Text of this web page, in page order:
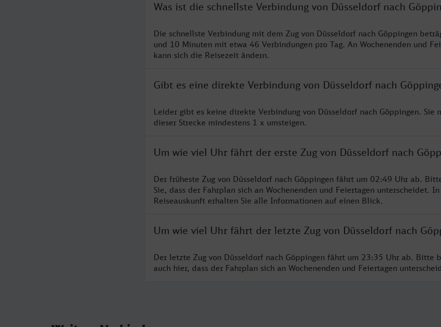
Was ist die schnellste Verbindung von Düsseldorf nach
Die schnellste Verbindung mit dem Zug von Düsseldorf nach Göppingen
und 10 Minuten mit etwa 46 Verbindungen pro Tag. An Wochenenden und
kann sich die Reisezeit ändern.
Gibt es eine direkte Verbindung von Düsseldorf nach
Leider gibt es keine direkte Verbindung von Düsseldorf nach Göppingen. Sie
dieser Strecke mindestens 1 x umsteigen.
Um wie viel Uhr fährt der erste Zug von Düsseldorf nach
Der früheste Zug von Düsseldorf nach Göppingen fährt um 02:49 Uhr ab.
Sie, dass der Fahrplan sich an Wochenenden und Feiertagen unterscheidet.
Reiseauskunft erhalten Sie alle Informationen auf einen Blick.
Um wie viel Uhr fährt der letzte Zug von Düsseldorf nach
Der letzte Zug von Düsseldorf nach Göppingen fährt um 23:35 Uhr ab. Bitte
auch hier, dass der Fahrplan sich an Wochenenden und Feiertagen